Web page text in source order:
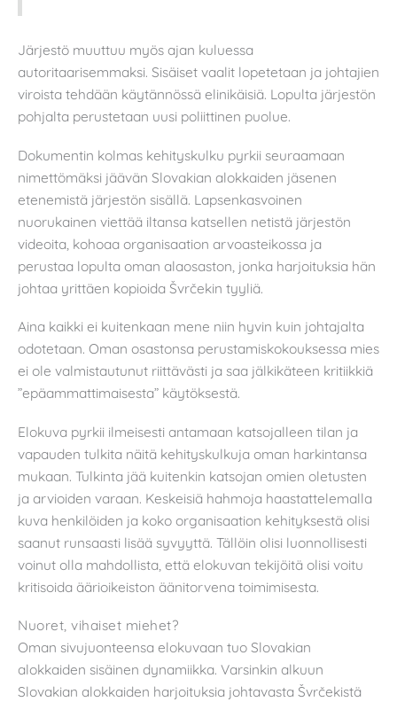
Järjestö muuttuu myös ajan kuluessa
autoritaarisemmaksi. Sisäiset vaalit lopetetaan ja johtajien
viroista tehdään käytännössä elinikäisiä. Lopulta järjestön
pohjalta perustetaan uusi poliittinen puolue.
Dokumentin kolmas kehityskulku pyrkii seuraamaan
nimettömäksi jäävän Slovakian alokkaiden jäsenen
etenemistä järjestön sisällä. Lapsenkasvoinen
nuorukainen viettää iltansa katsellen netistä järjestön
videoita, kohoaa organisaation arvoasteikossa ja
perustaa lopulta oman alaosaston, jonka harjoituksia hän
johtaa yrittäen kopioida Švrčekin tyyliä.
Aina kaikki ei kuitenkaan mene niin hyvin kuin johtajalta
odotetaan. Oman osastonsa perustamiskokouksessa mies
ei ole valmistautunut riittävästi ja saa jälkikäteen kritiikkiä
”epäammattimaisesta” käytöksestä.
Elokuva pyrkii ilmeisesti antamaan katsojalleen tilan ja
vapauden tulkita näitä kehityskulkuja oman harkintansa
mukaan. Tulkinta jää kuitenkin katsojan omien oletusten
ja arvioiden varaan. Keskeisiä hahmoja haastattelemalla
kuva henkilöiden ja koko organisaation kehityksestä olisi
saanut runsaasti lisää syvyyttä. Tällöin olisi luonnollisesti
voinut olla mahdollista, että elokuvan tekijöitä olisi voitu
kritisoida äärioikeiston äänitorvena toimimisesta.
Nuoret, vihaiset miehet?
Oman sivujuonteensa elokuvaan tuo Slovakian
alokkaiden sisäinen dynamiikka. Varsinkin alkuun
Slovakian alokkaiden harjoituksia johtavasta Švrčekistä